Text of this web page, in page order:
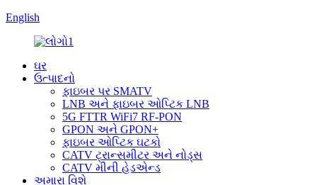
English
ઘર
ઉત્પાદનો
ફાઇબર પર SMATV
LNB અને ફાઇબર ઓપ્ટિક LNB
5G FTTR WiFi7 RF-PON
GPON અને GPON+
ફાઇબર ઓપ્ટિક ઘટકો
CATV ટ્રાન્સમીટર અને નોડ્સ
CATV મીની હેડએન્ડ
અમારા વિશે